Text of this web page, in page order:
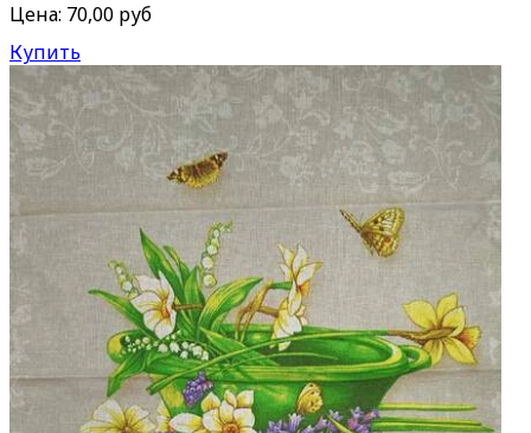
Цена: 70,00 руб
Купить